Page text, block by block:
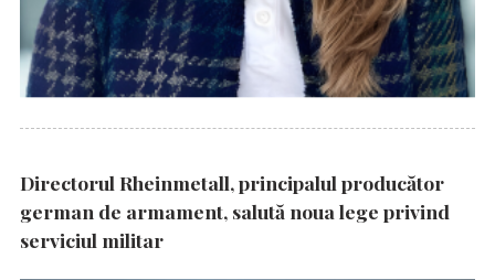
Directorul Rheinmetall, principalul producător
german de armament, salută noua lege privind
serviciul militar